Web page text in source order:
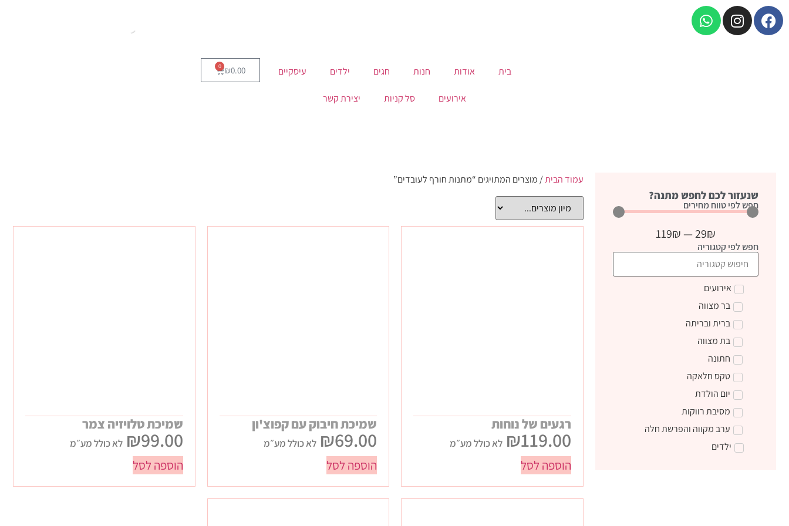
בית אודות חנות חגים ילדים עיסקיים
אירועים סל קניות יצירת קשר
₪0.00
0
שנעזור לכם לחפש מתנה?
חפש לפי טווח מחירים
29₪
—
119₪
חפש לפי קטגוריה
אירועים
בר מצווה
ברית ובריתה
בת מצווה
חתונה
טקס חלאקה
יום הולדת
מסיבת רווקות
ערב מקווה והפרשת חלה
ילדים
עמוד הבית/ מוצרים המתויגים “מתנות חורף לעובדים”
רגעים של נוחות
₪119.00 לא כולל מע״מ
הוספה לסל
שמיכת חיבוק עם קפוצ'ון
₪69.00 לא כולל מע״מ
הוספה לסל
שמיכת טלויזיה צמר
₪99.00 לא כולל מע״מ
הוספה לסל